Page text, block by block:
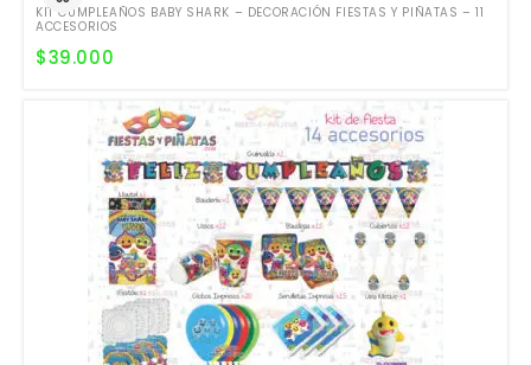
KIT CUMPLEAÑOS BABY SHARK – DECORACIÓN FIESTAS Y PIÑATAS – 11
ACCESORIOS
$39.000